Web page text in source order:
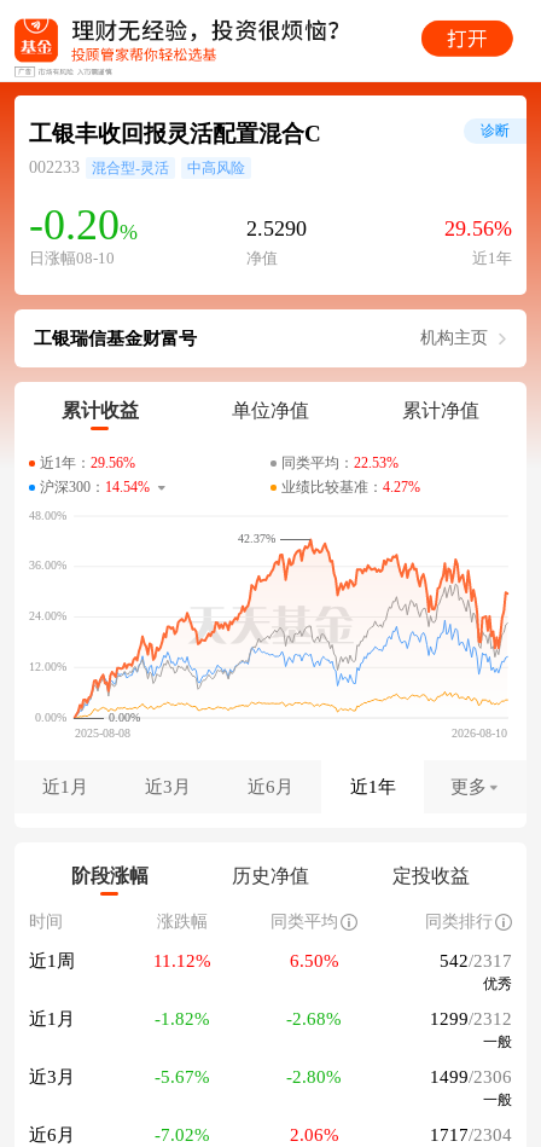
工银丰收回报灵活配置混合C
002233 混合型-灵活 中高风险
-0.20%
日涨幅08-10
2.5290
净值
29.56%
近1年
诊断
工银瑞信基金财富号 机构主页
累计收益 单位净值 累计净值
近1年： 29.56% 同类平均： 22.53%
沪深300： 14.54% 业绩比较基准： 4.27%
0.00%
42.37%
近1月 近3月 近6月 近1年 更多
阶段涨幅 历史净值 定投收益
时间 涨跌幅 同类平均 同类排行
近1周 11.12% 6.50% 542/2317
优秀
近1月 -1.82% -2.68% 1299/2312
一般
近3月 -5.67% -2.80% 1499/2306
一般
近6月 -7.02% 2.06% 1717/2304